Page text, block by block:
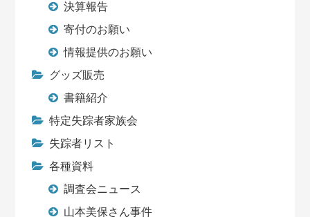
決算報告
寄付のお願い
情報提供のお願い
グッズ販売
書籍紹介
特定失踪者家族会
失踪者リスト
各種資料
調査会ニュース
山本美保さん事件